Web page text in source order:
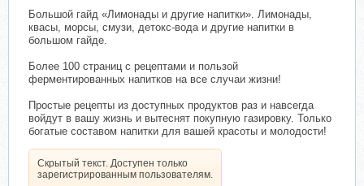
Большой гайд «Лимонады и другие напитки». Лимонады,
квасы, морсы, смузи, детокс-вода и другие напитки в
большом гайде.
Более 100 страниц с рецептами и пользой
ферментированных напитков на все случаи жизни!
Простые рецепты из доступных продуктов раз и навсегда
войдут в вашу жизнь и вытеснят покупную газировку. Только
богатые составом напитки для вашей красоты и молодости!
Скрытый текст. Доступен только
зарегистрированным пользователям.